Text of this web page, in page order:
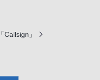
Callsign」